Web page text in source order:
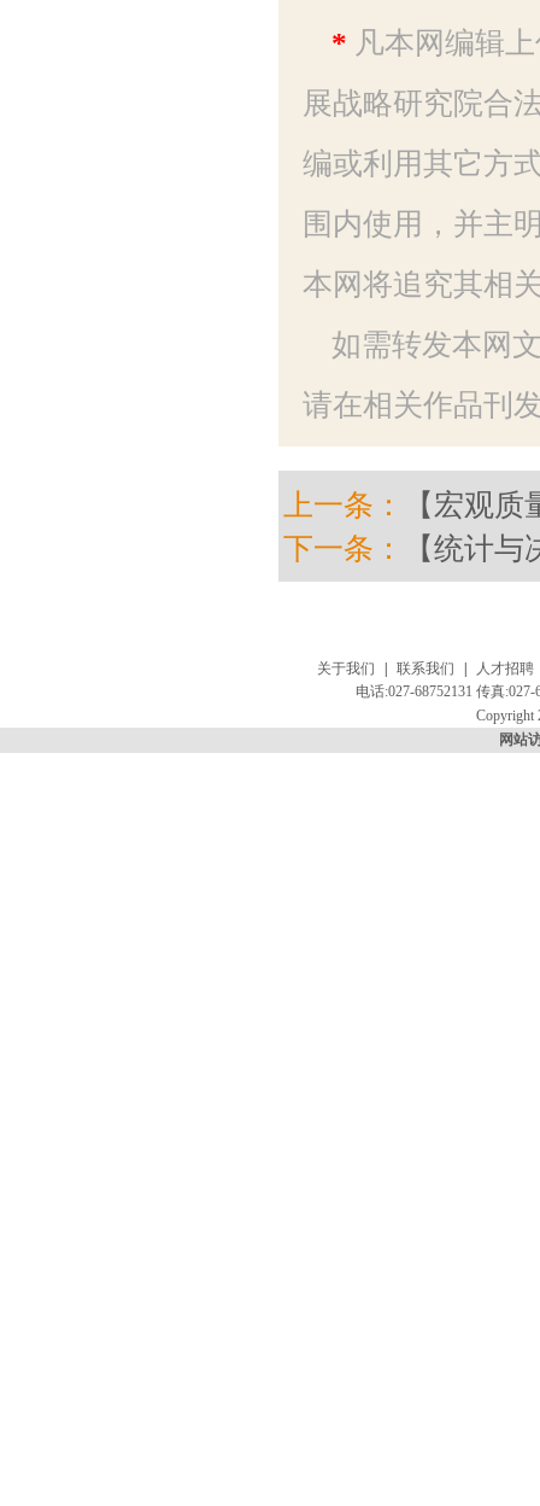
* 凡本网编辑
展战略研究院合
编或利用其它方
围内使用，并主
本网将追究其相
如需转发本网
请在相关作品刊
上一条：
【宏观
下一条：
【统计
关于我们 联系我们
人才招聘
电话:027-68752131 传真
Copyright
网站